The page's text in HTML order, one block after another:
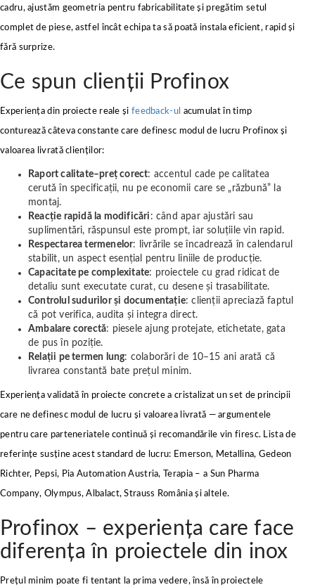
cadru, ajustăm geometria pentru fabricabilitate și pregătim setul
complet de piese, astfel încât echipa ta să poată instala eficient, rapid și
fără surprize.
Ce spun clienții Profinox
Experiența din proiecte reale și feedback-ul acumulat în timp
conturează câteva constante care definesc modul de lucru Profinox și
valoarea livrată clienților:
Raport calitate–preț corect: accentul cade pe calitatea
cerută în specificații, nu pe economii care se „răzbună” la
montaj.
Reacție rapidă la modificări : când apar ajustări sau
suplimentări, răspunsul este prompt, iar soluțiile vin rapid.
Respectarea termenelor: livrările se încadrează în calendarul
stabilit, un aspect esențial pentru liniile de producție.
Capacitate pe complexitate: proiectele cu grad ridicat de
detaliu sunt executate curat, cu desene și trasabilitate.
Controlul sudurilor și documentație: clienții apreciază faptul
că pot verifica, audita și integra direct.
Ambalare corectă: piesele ajung protejate, etichetate, gata
de pus în poziție.
Relații pe termen lung: colaborări de 10–15 ani arată că
livrarea constantă bate prețul minim.
Experiența validată în proiecte concrete a cristalizat un set de principii
care ne definesc modul de lucru și valoarea livrată — argumentele
pentru care parteneriatele continuă și recomandările vin firesc. Lista de
referințe susține acest standard de lucru: Emerson, Metallina, Gedeon
Richter, Pepsi, Pia Automation Austria, Terapia – a Sun Pharma
Company, Olympus, Albalact, Strauss România și altele.
Profinox – experiența care face
diferența în proiectele din inox
Prețul minim poate fi tentant la prima vedere, însă în proiectele